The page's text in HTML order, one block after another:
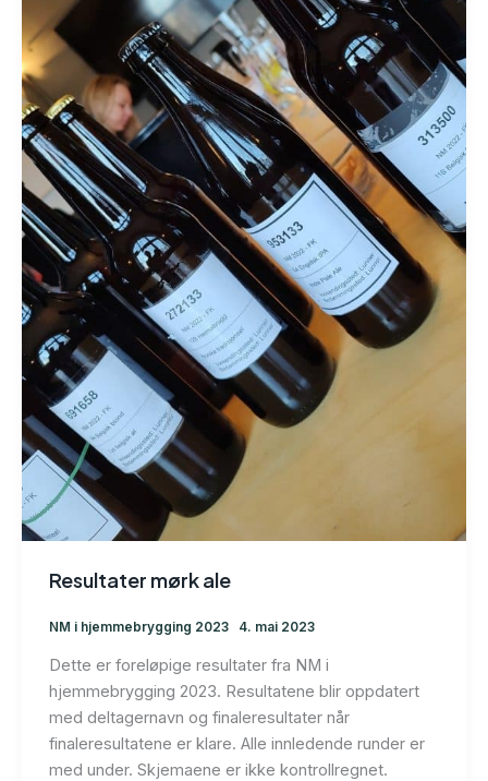
Resultater mørk ale
NM i hjemmebrygging 2023 4. mai 2023
Dette er foreløpige resultater fra NM i
hjemmebrygging 2023. Resultatene blir oppdatert
med deltagernavn og finaleresultater når
finaleresultatene er klare. Alle innledende runder er
med under. Skjemaene er ikke kontrollregnet.